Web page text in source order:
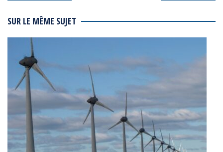
de
l’article
SUR LE MÊME SUJET